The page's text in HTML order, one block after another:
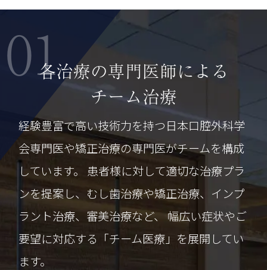
01各治療の専門医師による
チーム治療
経験豊富で高い技術力を持つ日本口腔外科学
会専門医や矯正治療の専門医がチームを構成
しています。
患者様に対して適切な治療プラ
ンを提案し、むし歯治療や矯正治療、インプ
ラント治療、審美治療など、幅広い症状やご
要望に対応する「チーム医療」を展開してい
ます。